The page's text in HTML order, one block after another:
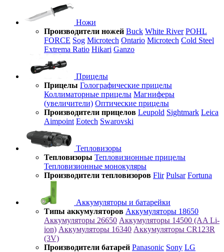
Ножи
Производители ножей Buck White River POHL
FORCE Sog Microtech Ontario Microtech Cold Steel
Extrema Ratio Hikari Ganzo
Прицелы
Прицелы Голографические прицелы
Коллиматорные прицелы Магниферы
(увеличители) Оптические прицелы
Производители прицелов Leupold Sightmark Leica
Aimpoint Eotech Swarovski
Тепловизоры
Тепловизоры Тепловизионные прицелы
Тепловизионные монокуляры
Производители тепловизоров Flir Pulsar Fortuna
Аккумуляторы и батарейки
Типы аккумуляторов Аккумуляторы 18650
Аккумуляторы 26650 Аккумуляторы 14500 (AA Li-
ion) Аккумуляторы 16340 Аккумуляторы CR123R
(3V)
Производители батарей Panasonic Sony LG